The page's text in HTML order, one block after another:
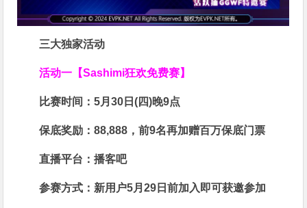
三大独家活动
活动一【Sashimi狂欢免费赛】
比赛时间：5月30日(四)晚9点
保底奖励：88,888 ，前9名再加赠百万保底门票
直播平台：播客吧
参赛方式： 新用户5月29日前加入即可获邀参加